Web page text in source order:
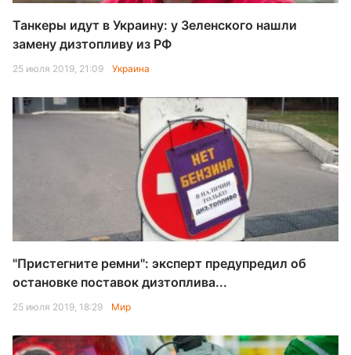
Танкеры идут в Украину: у Зеленского нашли
замену дизтопливу из РФ
25 июля 2019, 21:09 Украина
"Пристегните ремни": эксперт предупредил об
остановке поставок дизтоплива...
25 июля 2019, 18:29 Мир